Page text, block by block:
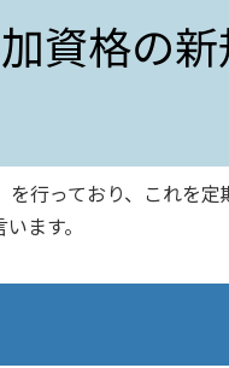
資格の
行っており、これを定
ます。